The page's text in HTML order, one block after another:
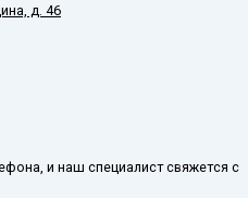
д. 46
и наш специалист свяжется с